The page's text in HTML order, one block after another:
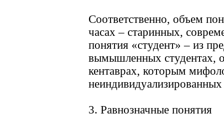
Соответственно, объем
часах – старинных,
понятия «студент» – из
вымышленных студентах,
кентаврах, которым
3. Равнозначные понятия